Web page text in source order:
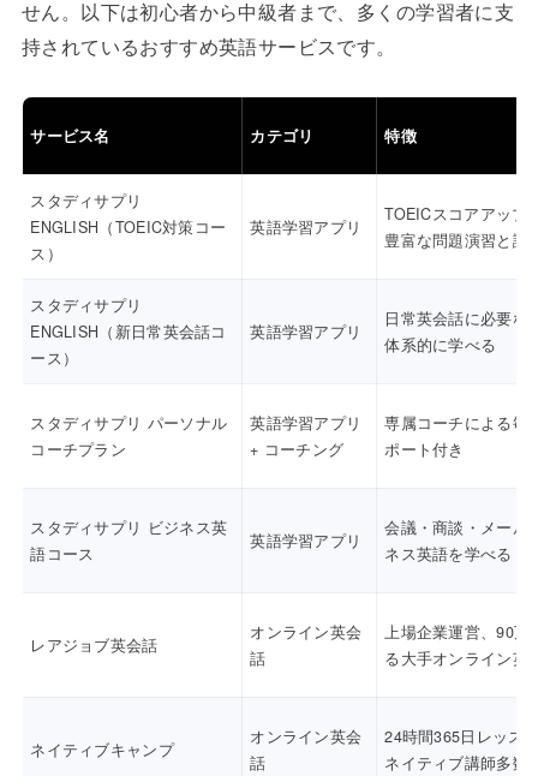
せん。以下は初心者から中級者まで、多くの学習者に支
持されているおすすめ英語サービスです。
サービス名 カテゴリ 特徴
スタディサプリ
ENGLISH（TOEIC対策コー
ス）
英語学習アプリ
TOEICスコアアップ
豊富な問題演習と講
スタディサプリ
ENGLISH（新日常英会話コ
ース）
英語学習アプリ
日常英会話に必要な
体系的に学べる
スタディサプリ パーソナル
コーチプラン
英語学習アプリ
+ コーチング
専属コーチによる毎
ポート付き
スタディサプリ ビジネス英
語コース
英語学習アプリ
会議・商談・メール
ネス英語を学べる
レアジョブ英会話
オンライン英会
話
上場企業運営、90万
る大手オンライン英
ネイティブキャンプ
オンライン英会
話
24時間365日レッス
ネイティブ講師多数